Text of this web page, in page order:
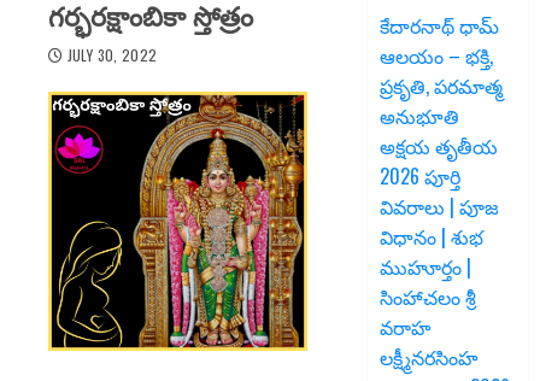
గర్భరక్షాంబికా స్తోత్రం
JULY 30, 2022
కేదారనాథ్ ధామ్
ఆలయం – భక్తి,
ప్రకృతి, పరమాత్మ
అనుభూతి
అక్షయ తృతీయ
2026 పూర్తి
వివరాలు | పూజ
విధానం | శుభ
ముహూర్తం |
సింహాచలం శ్రీ
వరాహ
లక్ష్మీనరసింహ